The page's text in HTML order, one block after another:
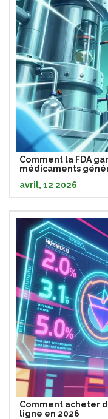
Comment la FDA
médicaments
avril, 12 2026
Comment acheter
ligne en 2026